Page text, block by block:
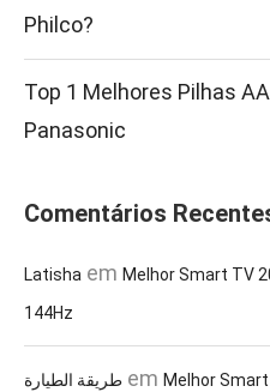
Philco?
Top 1 Melhores Pilhas
Panasonic
Comentários
Latisha em Melhor Smart TV
144Hz
طريقة الطيارة em Melhor Smart